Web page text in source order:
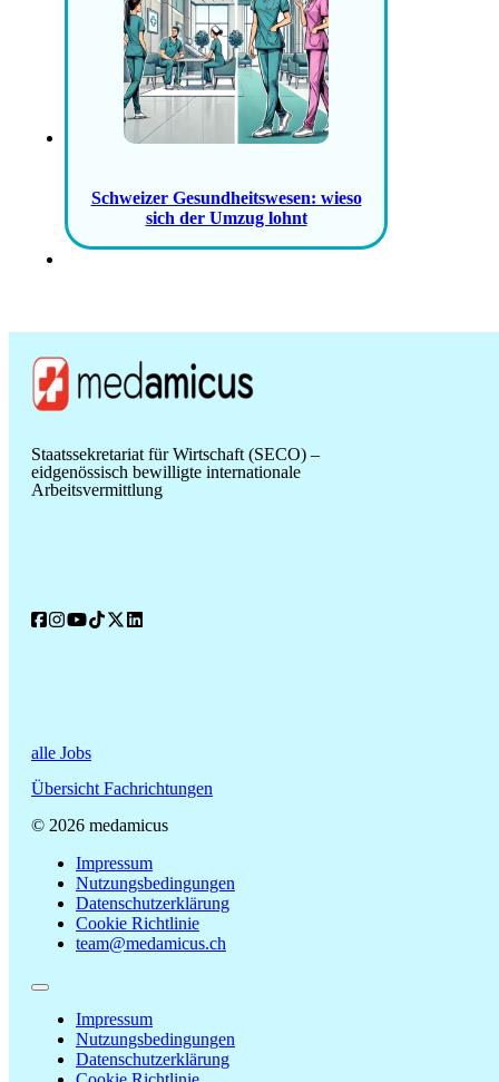
Schweizer Gesundheitswesen: wieso
sich der Umzug lohnt
Staatssekretariat für Wirtschaft (SECO) –
eidgenössisch bewilligte internationale
Arbeitsvermittlung
alle Jobs
Übersicht Fachrichtungen
© 2026 medamicus
Impressum
Nutzungsbedingungen
Datenschutzerklärung
Cookie Richtlinie
team@medamicus.ch
Impressum
Nutzungsbedingungen
Datenschutzerklärung